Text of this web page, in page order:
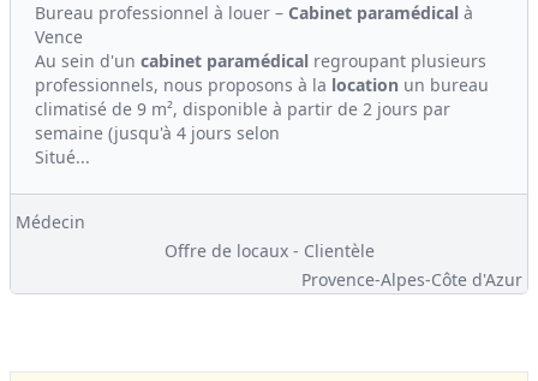
Bureau professionnel à louer – Cabinet paramédical à
Vence
Au sein d'un cabinet paramédical regroupant plusieurs
professionnels, nous proposons à la location un bureau
climatisé de 9 m², disponible à partir de 2 jours par
semaine (jusqu'à 4 jours selon
Situé...
Médecin
Offre de locaux - Clientèle
Provence-Alpes-Côte d'Azur